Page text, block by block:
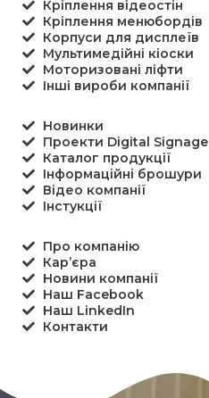
Кріплення відеостін
Кріплення менюбордів
Корпуси для дисплеїв
Мультимедійні кіоски
Моторизовані ліфти
Інші вироби компанії
Новинки
Проекти Digital Signage
Каталог продукції
Інформаційні брошури
Відео компанії
Інстукції
Про компанію
Кар’єра
Новини компанії
Наш Facebook
Наш LinkedIn
Контакти